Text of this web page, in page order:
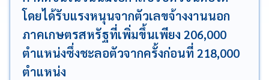
โดยได้รับแรงหนุนจากตัวเลขจ้างงานนอก
ภาคเกษตรสหรัฐที่เพิ่มขึ้นเพียง 206,000
ตำแหน่งซึ่งชะลอตัวจากครั้งก่อนที่ 218,000
ตำแหน่ง